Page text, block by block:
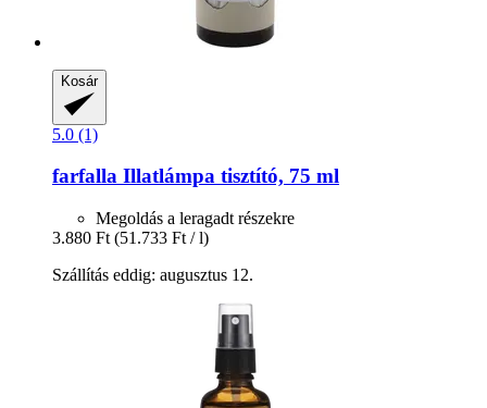
Kosár
5.0 (1)
farfalla Illatlámpa tisztító, 75 ml
Megoldás a leragadt részekre
3.880 Ft (51.733 Ft / l)
Szállítás eddig: augusztus 12.